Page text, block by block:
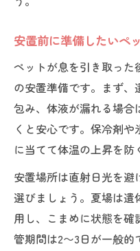
ペット葬儀後の骨
ペット葬儀後
ペット葬儀後
ペット葬儀で
ペット葬儀後
ペット火葬後
点
ペットロスの症状
ペット葬儀後
安置前に準備したいペ
ペットが息を引き取っ
の安置準備です。まず
包み、体液が漏れる場合
くと安心です。保冷剤
に当てて体温の上昇を防
安置場所は直射日光を避
選びましょう。夏場は
用し、こまめに状態を
管期間は2〜3日が一般